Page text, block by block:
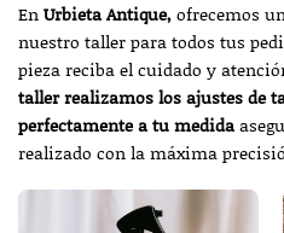
EnUrbieta Antique,ofrecemos
nuestro taller para todos tus
pieza reciba el cuidado y
taller realizamos los ajustes de
perfectamente a tu medida
realizado con la máxima